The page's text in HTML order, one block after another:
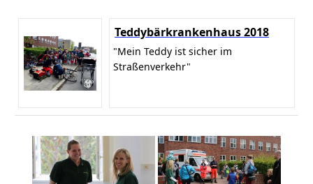
Teddybärkrankenhaus 2018
"Mein Teddy ist sicher im
Straßenverkehr"